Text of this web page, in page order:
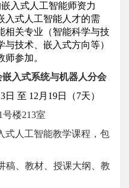
入式人工智能师资力
入式人工智能人才的需
相关专业（智能科学与技
与技术、嵌入式方向等）
参加。
入式系统与机器人分会
日 至 12 月 19日（7天）
号楼213室
式人工智能教学课程，包
稿、教材、授课大纲、教